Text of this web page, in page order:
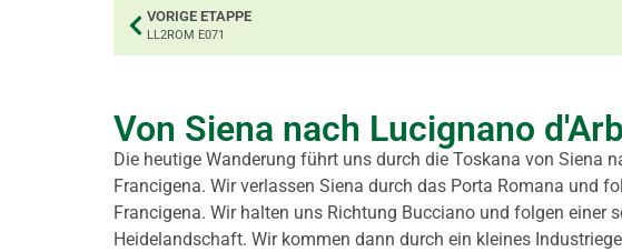
VORIGE ETAPPE
LL2ROM E071
Von Siena nach Lucignano
Die heutige Wanderung führt uns durch die Toskana von Siena
Francigena. Wir verlassen Siena durch das Porta Romana und
Francigena. Wir halten uns Richtung Bucciano und folgen einer
Heidelandschaft. Wir kommen dann durch ein kleines